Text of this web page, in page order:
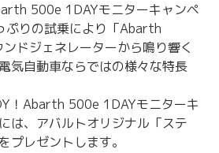
500e 1DAYモニターキャンペ
ぷりの試乗により「Abarth
ドジェネレーターから鳴り響く
気自動車ならではの様々な特長
！Abarth 500e 1DAYモニターキ
は、アバルトオリジナル「ステ
プレゼントします。